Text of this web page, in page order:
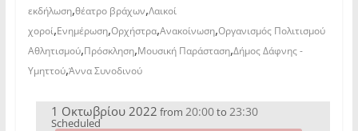
εκδήλωση,θέατρο βράχων,Λαικοί
χοροί,Ενημέρωση,Ορχήστρα,Ανακοίνωση,Οργανισμός Πολιτισμού
Αθλητισμού,Πρόσκληση,Μουσική Παράσταση,Δήμος Δάφνης -
Υμηττού,Άννα Συνοδινού
1 Οκτωβρίου 2022 from 20:00to 23:30
Scheduled